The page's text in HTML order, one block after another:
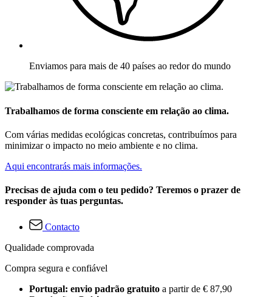
Enviamos para mais de 40 países ao redor do mundo
Trabalhamos de forma consciente em relação ao clima.
Com várias medidas ecológicas concretas, contribuímos para
minimizar o impacto no meio ambiente e no clima.
Aqui encontrarás mais informações.
Precisas de ajuda com o teu pedido? Teremos o prazer de
responder às tuas perguntas.
Contacto
Qualidade comprovada
Compra segura e confiável
Portugal: envio padrão gratuito a partir de € 87,90